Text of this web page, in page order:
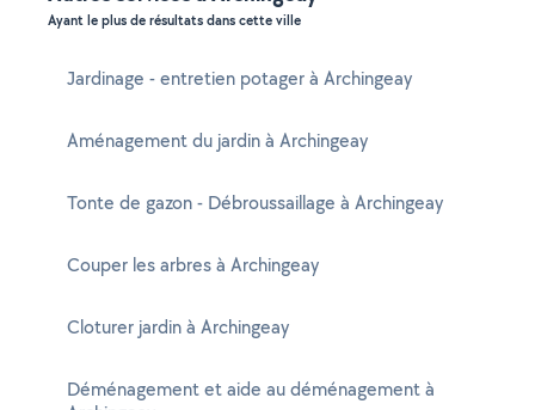
Ayant le plus de résultats dans cette ville
Jardinage - entretien potager à Archingeay
Aménagement du jardin à Archingeay
Tonte de gazon - Débroussaillage à Archingeay
Couper les arbres à Archingeay
Cloturer jardin à Archingeay
Déménagement et aide au déménagement à